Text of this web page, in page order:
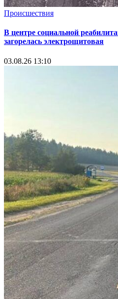
Происшествия
В центре социальной
загорелась электрощитовая
03.08.26 13:10